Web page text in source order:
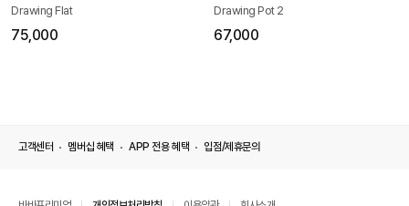
Drawing Flat
75,000
Drawing Pot 2
67,000
고객센터 멤버십 혜택 APP 전용 혜택 입점/제휴문의